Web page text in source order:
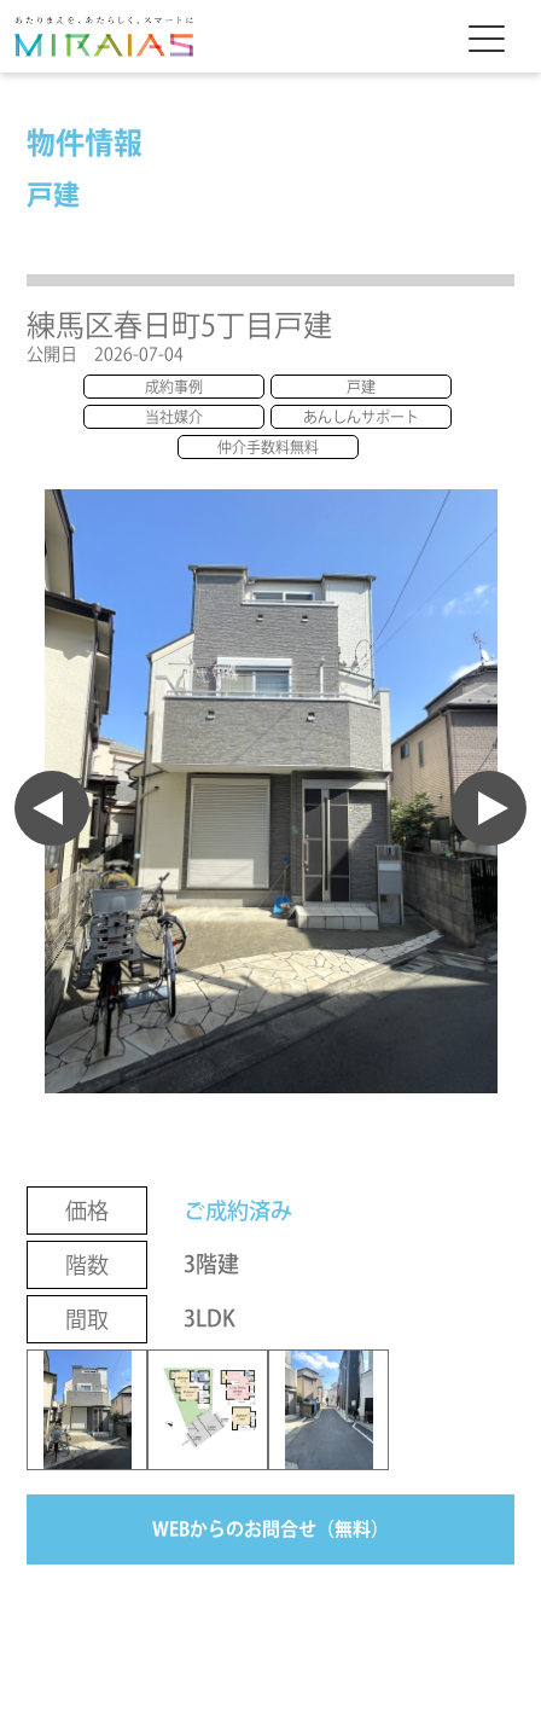
物件情報
戸建
練馬区春日町5丁目戸建
公開日 2026-07-04
成約事例 戸建
当社媒介 あんしんサポート
仲介手数料無料
価格 ご成約済み
階数 3階建
間取 3LDK
WEBからのお問合せ（無料）